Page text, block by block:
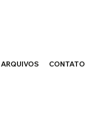
ARQUIVOS CONTATO